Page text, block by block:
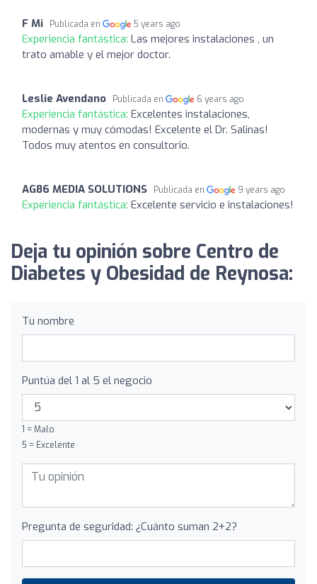
F Mi Publicada en 5 years ago
Experiencia fantástica: Las mejores instalaciones , un
trato amable y el mejor doctor.
Leslie Avendano Publicada en 6 years ago
Experiencia fantástica: Excelentes instalaciones,
modernas y muy cómodas! Excelente el Dr. Salinas!
Todos muy atentos en consultorio.
AG86 MEDIA SOLUTIONS Publicada en 9 years ago
Experiencia fantástica: Excelente servicio e instalaciones!
Deja tu opinión sobre Centro de
Diabetes y Obesidad de Reynosa:
Tu nombre
Puntúa del 1 al 5 el negocio
1 = Malo
5 = Excelente
Pregunta de seguridad: ¿Cuánto suman 2+2?